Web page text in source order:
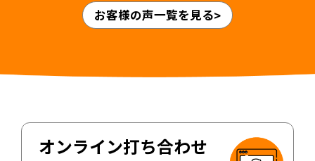
お客様の声一覧を見る
オンライン打ち合わせ